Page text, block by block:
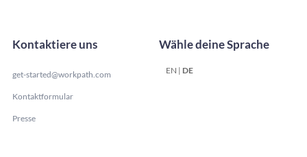
Kontaktiere uns
get-started@workpath.com
Kontaktformular
Presse
Wähle deine Sprache
EN | DE